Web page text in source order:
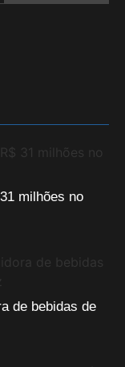
milhões no
de bebidas de